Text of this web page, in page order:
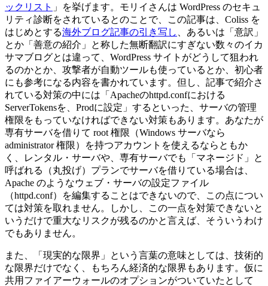
ックリスト 」を挙げます。モリイさんは WordPress のセキュ
リティ診断をされているとのことで、この記事は、Coliss を
はじめとする海外ブログ記事の引き写し
、あるいは「意訳」
とか「善意の紹介」と称した無断翻訳にすぎない数々のイカ
サマブログとは違って、WordPress サイトがどうして狙われ
るのかとか、攻撃者が自動ツールも使っているとか、初心者
にも参考になる内容を書かれています。但し、記事で紹介さ
れている対策の中には「Apacheのhttpd.confにおける
ServerTokensを、Prodに設定」するといった、サーバの管理
権限をもっていなければできない対策もあります。あなたが
専有サーバを借りて root 権限（Windows サーバなら
administrator 権限）を持つアカウントを使えるならともか
く、レンタル・サーバや、専有サーバでも「マネージド」と
呼ばれる（丸投げ）プランでサーバを借りている場合は、
Apache のようなウェブ・サーバの設定ファイル
（httpd.conf）を編集することはできないので、この点につい
ては対策を取れません。しかし、この一点を対策できないと
いうだけで重大なリスクが残るのかと言えば、そういうわけ
でもありません。
また、「現実的な限界」という言葉の意味としては、技術的
な限界だけでなく、もちろん経済的な限界もあります。仮に
共用ファイアーウォールのオプションがついていたとして